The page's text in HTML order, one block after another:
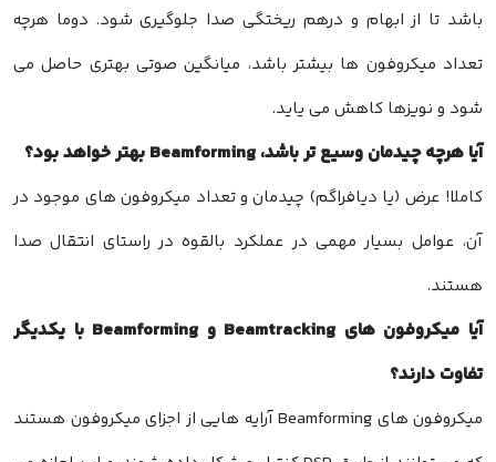
باشد تا از ابهام و درهم ریختگی صدا جلوگیری شود. دوما هرچه
تعداد میکروفون ها بیشتر باشد، میانگین صوتی بهتری حاصل می
شود و نویزها کاهش می یاید.
آیا هرچه چیدمان وسیع تر باشد، Beamforming بهتر خواهد بود؟
کاملا! عرض (یا دیافراگم) چیدمان و تعداد میکروفون های موجود در
آن، عوامل بسیار مهمی در عملکرد بالقوه در راستای انتقال صدا
هستند.
آیا میکروفون های Beamtracking و Beamforming با یکدیگر
تفاوت دارند؟
میکروفون های Beamforming آرایه هایی از اجزای میکروفون هستند